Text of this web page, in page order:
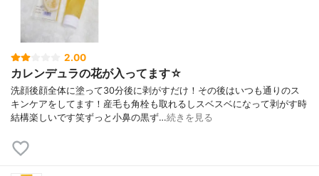
2.00
カレンデュラの花が入ってます☆
洗顔後顔全体に塗って30分後に剥がすだけ！その後はいつも通りのス
キンケアをしてます！産毛も角栓も取れるしスベスベになって剥がす時
結構楽しいです笑ずっと小鼻の黒ず…続きを見る